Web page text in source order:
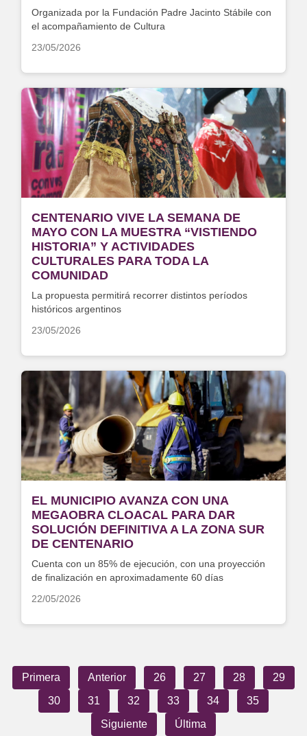
Organizada por la Fundación Padre Jacinto Stábile con
el acompañamiento de Cultura
23/05/2026
CENTENARIO VIVE LA SEMANA DE
MAYO CON LA MUESTRA “VISTIENDO
HISTORIA” Y ACTIVIDADES
CULTURALES PARA TODA LA
COMUNIDAD
La propuesta permitirá recorrer distintos períodos
históricos argentinos
23/05/2026
EL MUNICIPIO AVANZA CON UNA
MEGAOBRA CLOACAL PARA DAR
SOLUCIÓN DEFINITIVA A LA ZONA SUR
DE CENTENARIO
Cuenta con un 85% de ejecución, con una proyección
de finalización en aproximadamente 60 días
22/05/2026
Primera Anterior 26 27 28
29
30
31 32 33 34
35
Siguiente
Última